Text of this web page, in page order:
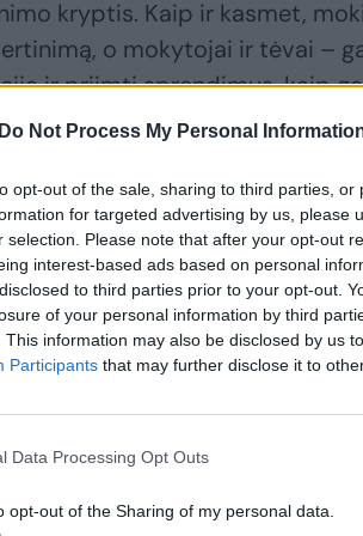
Do Not Process My Personal
opt-out of the sale, sharing to third parties,
for targeted advertising by us, please
selection. Please note that after your opt-out
interest-based ads based on personal
to third parties prior to your opt-out.
of your personal information by third
This information may also be disclosed by us
Participants that may further disclose it to
Data Processing Opt Outs
opt-out of the Sharing of my personal data.
kryptis. Kaip ir kasmet,
o mokytojai ir tėvai –
ir priimti sprendimus, kaip
procesas.
siekiant šio tikslo ir
Nacionalinės švietimo
ugdome įgūdžius, kurių